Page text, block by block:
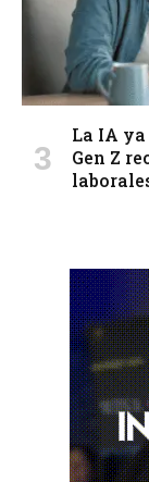
La IA
Gen Z